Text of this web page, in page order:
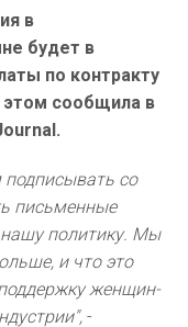
в
будет в
по контракту
сообщила в
со
письменные
нашу политику. Мы
и что это
женщин-
-